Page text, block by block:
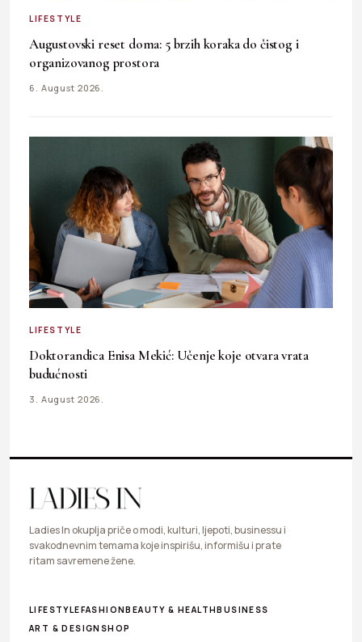
LIFESTYLE
Augustovski reset doma: 5 brzih koraka do čistog i
organizovanog prostora
6. August 2026.
LIFESTYLE
Doktorandica Enisa Mekić: Učenje koje otvara vrata
budućnosti
3. August 2026.
Ladies In okuplja priče o modi, kulturi, ljepoti, businessu i
svakodnevnim temama koje inspirišu, informišu i prate
ritam savremene žene.
LIFESTYLEFASHIONBEAUTY & HEALTHBUSINESS
ART & DESIGN SHOP